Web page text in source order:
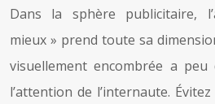
Dans la sphère publicitaire,
mieux » prend toute sa
visuellement encombrée a
l’attention de l’internaute.